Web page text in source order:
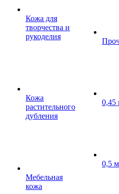
Кожа для
творчества и
рукоделия
Кожа
растительного
дубления
Мебельная
кожа
0,45
0,5